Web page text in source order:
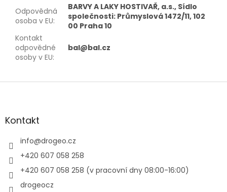
Odpovědná
osoba v EU:
BARVY A LAKY HOSTIVAŘ, a.s., Sídlo
společnosti: Průmyslová 1472/11, 102
00 Praha 10
Kontakt
odpovědné
osoby v EU:
bal@bal.cz
Z
aKontakt
info@drogeo.cz
+420 607 058 258
+420 607 058 258 (v pracovní dny 08:00-16:00)
drogeocz